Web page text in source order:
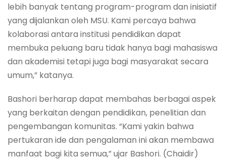
lebih banyak tentang program-program dan inisiatif
yang dijalankan oleh MSU. Kami percaya bahwa
kolaborasi antara institusi pendidikan dapat
membuka peluang baru tidak hanya bagi mahasiswa
dan akademisi tetapi juga bagi masyarakat secara
umum,” katanya.
Bashori berharap dapat membahas berbagai aspek
yang berkaitan dengan pendidikan, penelitian dan
pengembangan komunitas. “Kami yakin bahwa
pertukaran ide dan pengalaman ini akan membawa
manfaat bagi kita semua,” ujar Bashori. (Chaidir)